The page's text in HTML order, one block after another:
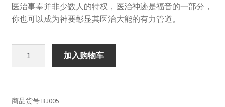
医治事奉并非少数人的特权，医治神迹是福音的一部分，
你也可以成为神要彰显其医治大能的有力管道。
的
加入购物车
商品货号BJ005